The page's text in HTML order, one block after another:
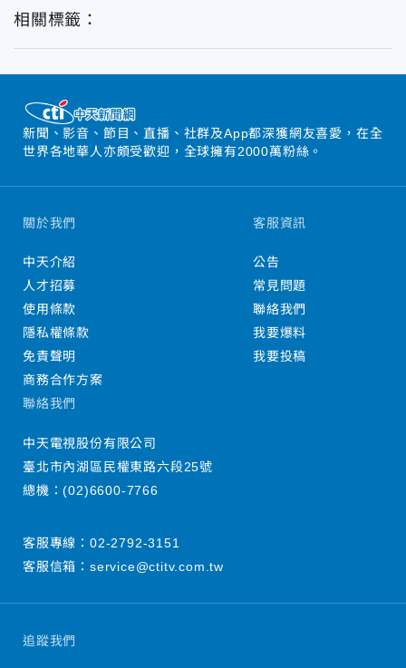
相關標籤：
新聞、影音、節目、直播、社群及App都深獲網友喜愛，在全
世界各地華人亦頗受歡迎，全球擁有2000萬粉絲。
追蹤我們
關於我們
中天介紹
人才招募
使用條款
隱私權條款
免責聲明
商務合作方案
客服資訊
公告
常見問題
聯絡我們
我要爆料
我要投稿
聯絡我們
中天電視股份有限公司
臺北市內湖區民權東路六段25號
總機：(02)6600-7766
客服專線： 02-2792-3151
客服信箱： service@ctitv.com.tw